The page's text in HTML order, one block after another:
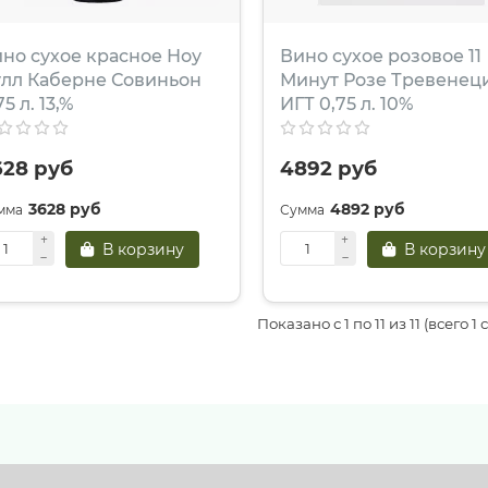
сухое красное Ноу
Каберне Совиньон
л. 13,%
руб
3628 руб
В корзину
Вино сухое розовое 11
Минут Розе
ИГТ 0,75 л. 10%
4892 руб
4892 руб
В корзину
Показано с 1 по 11 из 11 (всего 1